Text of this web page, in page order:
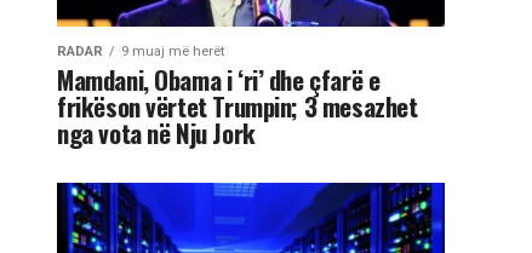
RADAR 9 muaj më herët
Mamdani, Obama i ‘ri’ dhe çfarë e
frikëson vërtet Trumpin; 3 mesazhet
nga vota në Nju Jork